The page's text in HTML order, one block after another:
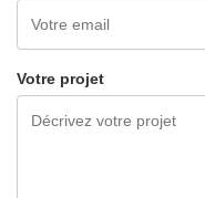
Votre projet